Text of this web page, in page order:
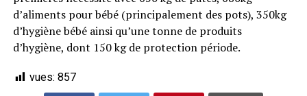
d’aliments pour bébé (principalement des pots), 350kg
d’hygiène bébé ainsi qu’une tonne de produits
d’hygiène, dont 150 kg de protection période.
vues: 857